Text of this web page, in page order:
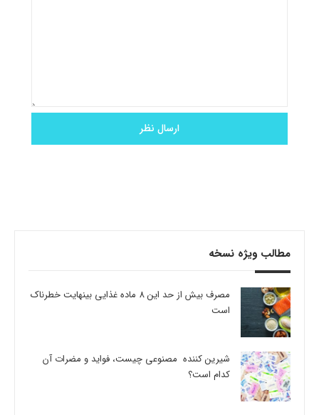
مطالب ویژه نسخه
مصرف بیش از حد این 8 ماده غذایی بینهایت خطرناک
است
شیرین کننده مصنوعی چیست، فواید و مضرات آن
کدام است؟